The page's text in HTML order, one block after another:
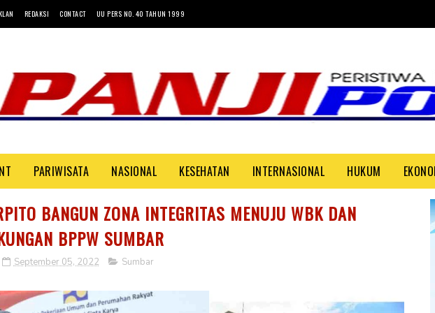
REDAKSI CONTACT UU PERS NO. 40 TAHUN 1999
PARIWISATA NASIONAL KESEHATAN INTERNASIONAL HUKUM
BANGUN ZONA INTEGRITAS MENUJU WBK DAN
BPPW SUMBAR
September 05, 2022 Sumbar